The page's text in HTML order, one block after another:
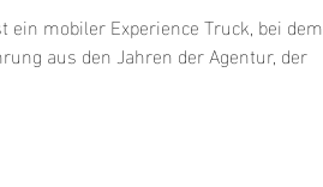
ein mobiler Experience Truck, bei dem
aus den Jahren der Agentur, der